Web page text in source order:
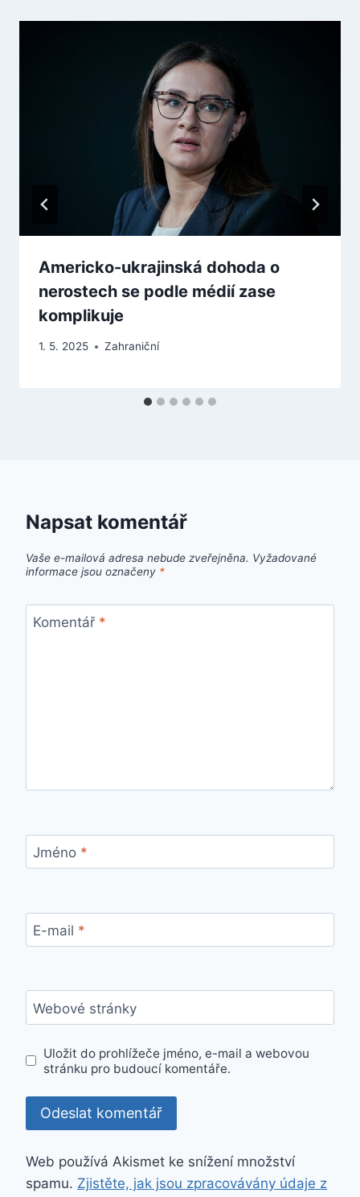
Americko-ukrajinská dohoda o
nerostech se podle médií zase
komplikuje
1. 5. 2025 Zahraniční
Napsat komentář
Vaše e-mailová adresa nebude zveřejněna. Vyžadované
informace jsou označeny *
Komentář *
Jméno *
E-mail *
Webové stránky
Uložit do prohlížeče jméno, e-mail a webovou
stránku pro budoucí komentáře.
Web používá Akismet ke snížení množství
spamu. Zjistěte, jak jsou zpracovávány údaje z